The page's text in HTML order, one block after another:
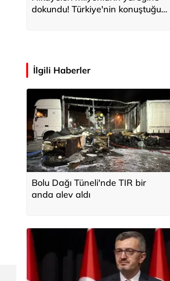
dokundu! Türkiye'nin konuştuğu
İlgili Haberler
Bolu Dağı Tüneli'nde TIR bir
anda alev aldı